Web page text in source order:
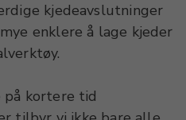
kjedeavslutninger
enklere å lage kjeder
på kortere tid